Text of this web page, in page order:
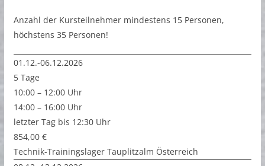
Anzahl der Kursteilnehmer mindestens 15 Personen,
höchstens 35 Personen!
01.12.-06.12.2026
5 Tage
10:00 – 12:00 Uhr
14:00 – 16:00 Uhr
letzter Tag bis 12:30 Uhr
854,00 €
Technik-Trainingslager Tauplitzalm Österreich